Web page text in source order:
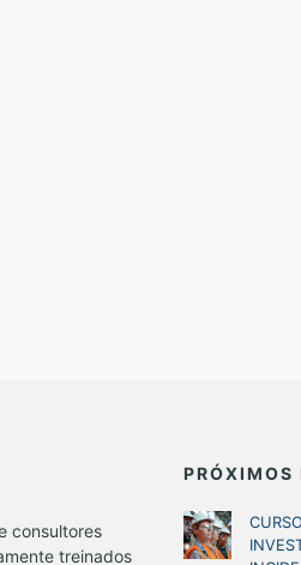
consultores
treinados
PRÓXIMOS